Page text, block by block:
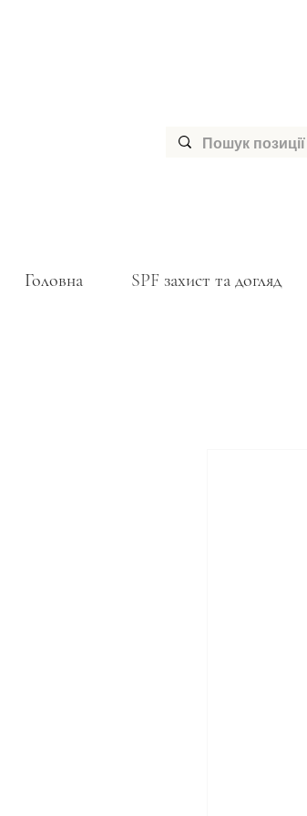
Головна SPF захист та догляд